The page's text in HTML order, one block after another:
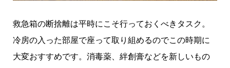
救急箱の断捨離は平時にこそ行っておくべきタスク。
冷房の入った部屋で座って取り組めるのでこの時期に
大変おすすめです。消毒薬、絆創膏などを新しいもの